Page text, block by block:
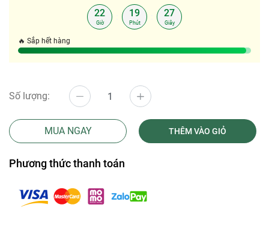
22
Giờ
19
Phút
27
Giây
🔥 Sắp hết hàng
Số lượng:
MUA NGAY THÊM VÀO GIỎ
Phương thức thanh toán